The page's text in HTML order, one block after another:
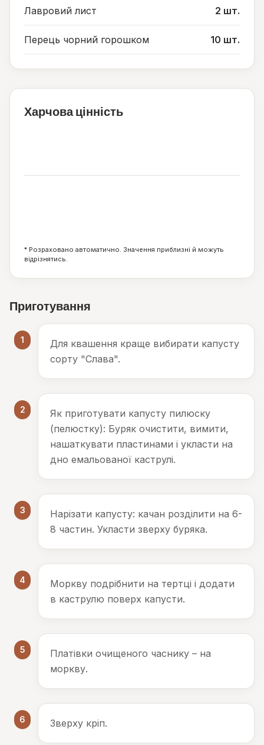
Лавровий лист 2 шт.
Перець чорний горошком 10 шт.
Харчова цінність
* Розраховано автоматично. Значення приблизні й можуть
відрізнятись.
Приготування
1
Для квашення краще вибирати капусту
сорту "Слава".
2
Як приготувати капусту пилюску
(пелюстку): Буряк очистити, вимити,
нашаткувати пластинами і укласти на
дно емальованої каструлі.
3
Нарізати капусту: качан розділити на 6-
8 частин. Укласти зверху буряка.
4
Моркву подрібнити на тертці і додати
в каструлю поверх капусти.
5
Платівки очищеного часнику – на
моркву.
6 Зверху кріп.